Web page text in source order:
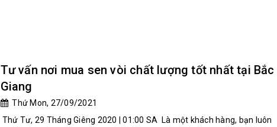
Tư vấn nơi mua sen vòi chất lượng tốt nhất tại Bắc
Giang
Thứ Mon, 27/09/2021
Thứ Tư, 29 Tháng Giêng 2020 | 01:00 SA Là một khách hàng, bạn luôn